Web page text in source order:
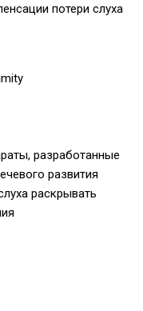
потери слуха
разработанные
развития
раскрывать